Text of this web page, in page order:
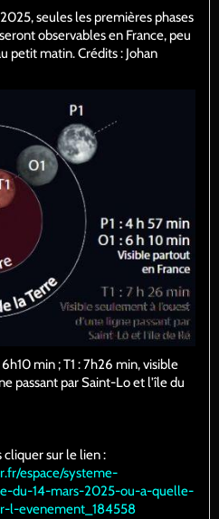
seules les premières phases
observables en France, peu
petit matin. Crédits : Johan
min ; T1 : 7h26 min, visible
passant par Saint-Lo et l'île du
sur le lien :
espace/systeme-
du-14-mars-2025-ou-a-quelle-
l-evenement_184558